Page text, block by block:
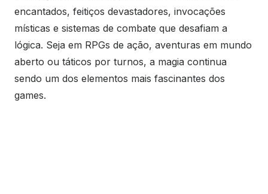
encantados, feitiços devastadores, invocações
místicas e sistemas de combate que desafiam a
lógica. Seja em RPGs de ação, aventuras em mundo
aberto ou táticos por turnos, a magia continua
sendo um dos elementos mais fascinantes dos
games.